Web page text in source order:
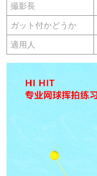
撮影長
ガット付かどうか
適用人